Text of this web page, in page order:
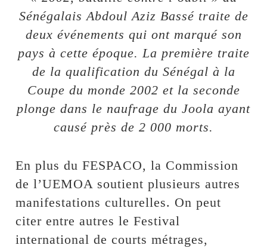
Sénégalais Abdoul Aziz Bassé traite de
deux événements qui ont marqué son
pays à cette époque. La première traite
de la qualification du Sénégal à la
Coupe du monde 2002 et la seconde
plonge dans le naufrage du Joola ayant
causé près de 2 000 morts.
En plus du FESPACO, la Commission
de l’UEMOA soutient plusieurs autres
manifestations culturelles. On peut
citer entre autres le Festival
international de courts métrages,